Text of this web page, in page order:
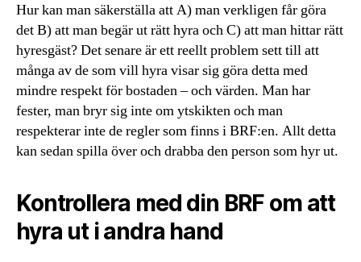
Hur kan man säkerställa att A) man verkligen får göra
det B) att man begär ut rätt hyra och C) att man hittar rätt
hyresgäst? Det senare är ett reellt problem sett till att
många av de som vill hyra visar sig göra detta med
mindre respekt för bostaden – och värden. Man har
fester, man bryr sig inte om ytskikten och man
respekterar inte de regler som finns i BRF:en. Allt detta
kan sedan spilla över och drabba den person som hyr ut.
Kontrollera med din BRF om att
hyra ut i andra hand